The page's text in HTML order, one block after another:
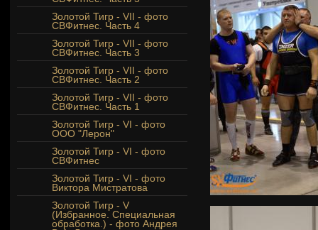
Золотой Тигр - VII - фото
СВФитнес. Часть 4
Золотой Тигр - VII - фото
СВФитнес. Часть 3
Золотой Тигр - VII - фото
СВФитнес. Часть 2
Золотой Тигр - VII - фото
СВФитнес. Часть 1
Золотой Тигр - VI - фото
ООО "Лерон"
Золотой Тигр - VI - фото
СВФитнес
Золотой Тигр - VI - фото
Виктора Мистратова
Золотой Тигр - V
(Избранное. Специальная
обработка.) - фото Андрея